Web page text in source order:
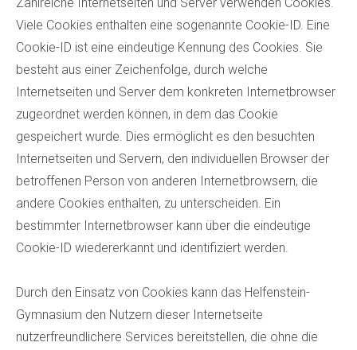
Viele Cookies enthalten eine sogenannte Cookie-ID. Eine
Cookie-ID ist eine eindeutige Kennung des Cookies. Sie
besteht aus einer Zeichenfolge, durch welche
Internetseiten und Server dem konkreten Internetbrowser
zugeordnet werden können, in dem das Cookie
gespeichert wurde. Dies ermöglicht es den besuchten
Internetseiten und Servern, den individuellen Browser der
betroffenen Person von anderen Internetbrowsern, die
andere Cookies enthalten, zu unterscheiden. Ein
bestimmter Internetbrowser kann über die eindeutige
Cookie-ID wiedererkannt und identifiziert werden.
Durch den Einsatz von Cookies kann das Helfenstein-
Gymnasium den Nutzern dieser Internetseite
nutzerfreundlichere Services bereitstellen, die ohne die